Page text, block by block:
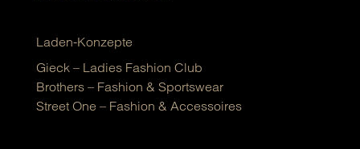
Laden-Konzepte
Gieck – Ladies Fashion Club
Brothers – Fashion & Sportswear
Street One – Fashion & Accessoires